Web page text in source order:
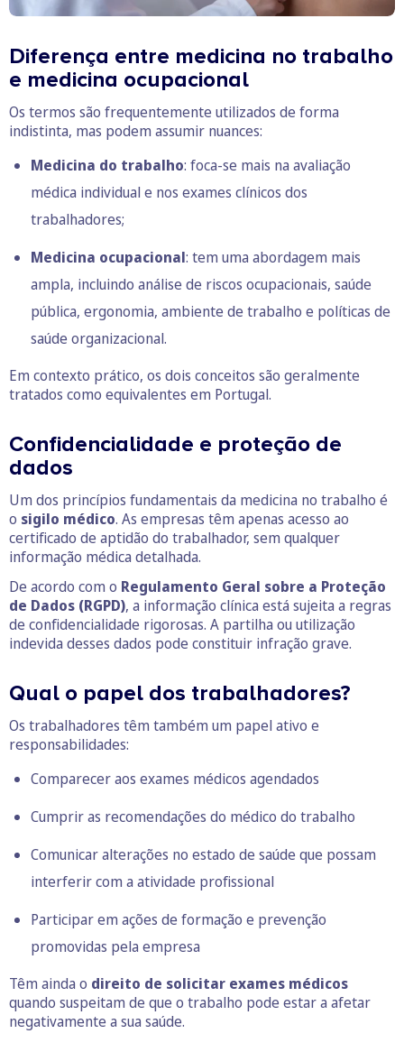
Diferença entre medicina no trabalho
e medicina ocupacional
Os termos são frequentemente utilizados de forma
indistinta, mas podem assumir nuances:
Medicina do trabalho: foca-se mais na avaliação
médica individual e nos exames clínicos dos
trabalhadores;
Medicina ocupacional: tem uma abordagem mais
ampla, incluindo análise de riscos ocupacionais, saúde
pública, ergonomia, ambiente de trabalho e políticas de
saúde organizacional.
Em contexto prático, os dois conceitos são geralmente
tratados como equivalentes em Portugal.
Confidencialidade e proteção de
dados
Um dos princípios fundamentais da medicina no trabalho é
o sigilo médico. As empresas têm apenas acesso ao
certificado de aptidão do trabalhador, sem qualquer
informação médica detalhada.
De acordo com o Regulamento Geral sobre a Proteção
de Dados (RGPD), a informação clínica está sujeita a regras
de confidencialidade rigorosas. A partilha ou utilização
indevida desses dados pode constituir infração grave.
Qual o papel dos trabalhadores?
Os trabalhadores têm também um papel ativo e
responsabilidades:
Comparecer aos exames médicos agendados
Cumprir as recomendações do médico do trabalho
Comunicar alterações no estado de saúde que possam
interferir com a atividade profissional
Participar em ações de formação e prevenção
promovidas pela empresa
Têm ainda o direito de solicitar exames médicos
quando suspeitam de que o trabalho pode estar a afetar
negativamente a sua saúde.